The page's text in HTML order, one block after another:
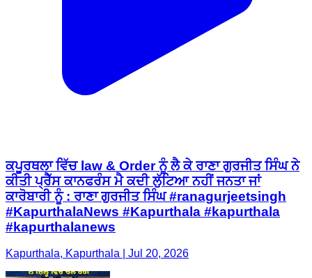
ਕਪੂਰਥਲਾ ਵਿੱਚ law & Order ਨੂੰ ਲੈ ਕੇ ਰਾਣਾ ਗੁਰਜੀਤ ਸਿੰਘ ਨੇ
ਕੀਤੀ ਪ੍ਰੈੱਸ ਕਾਨਫਰੰਸ ਮੈ ਕਦੀ ਲੁੱਟਿਆ ਨਹੀਂ ਜਨਤਾ ਜਾਂ
ਕਾਰੋਬਾਰੀ ਨੂੰ : ਰਾਣਾ ਗੁਰਜੀਤ ਸਿੰਘ #ranagurjeetsingh
#KapurthalaNews #Kapurthala #kapurthala
#kapurthalanews
Kapurthala, Kapurthala | Jul 20, 2026